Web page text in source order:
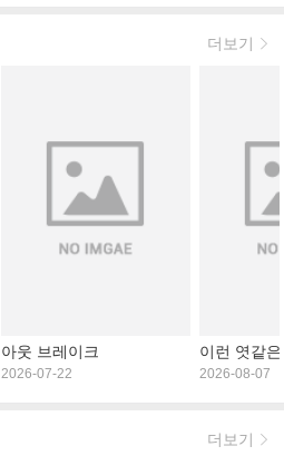
더보기
아웃 브레이크
2026-07-22
이런 엿같
2026-08-07
더보기